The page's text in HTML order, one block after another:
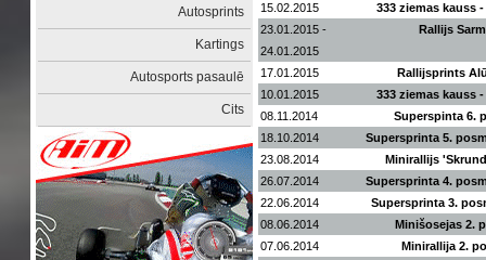
Autosprints
Kartings
Autosports pasaulē
Cits
15.02.2015
333 ziemas kauss
23.01.2015 -
24.01.2015
Rallijs
17.01.2015
Rallijsprints
10.01.2015
333 ziemas kauss
08.11.2014
Superspinta 6.
18.10.2014
Supersprinta 5.
23.08.2014
Minirallijs
26.07.2014
Supersprinta 4.
22.06.2014
Supersprinta 3.
08.06.2014
Minišosejas 2.
07.06.2014
Minirallija 2.